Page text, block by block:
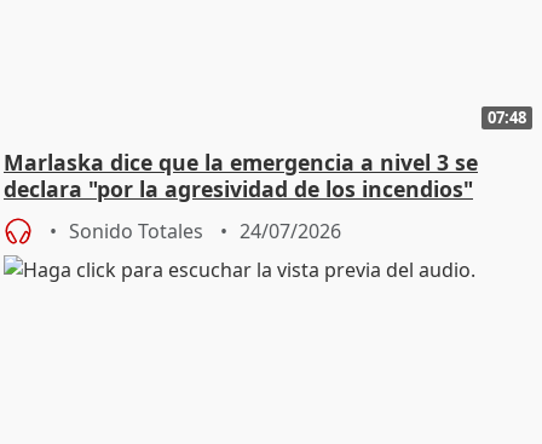
07:48
Marlaska dice que la emergencia a nivel 3 se
declara "por la agresividad de los incendios"
Sonido Totales 24/07/2026